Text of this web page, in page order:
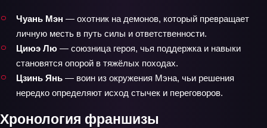
Чуань Мэн — охотник на демонов, который превращает
личную месть в путь силы и ответственности.
Циюэ Лю — союзница героя, чья поддержка и навыки
становятся опорой в тяжёлых походах.
Цзинь Янь — воин из окружения Мэна, чьи решения
нередко определяют исход стычек и переговоров.
Хронология франшизы